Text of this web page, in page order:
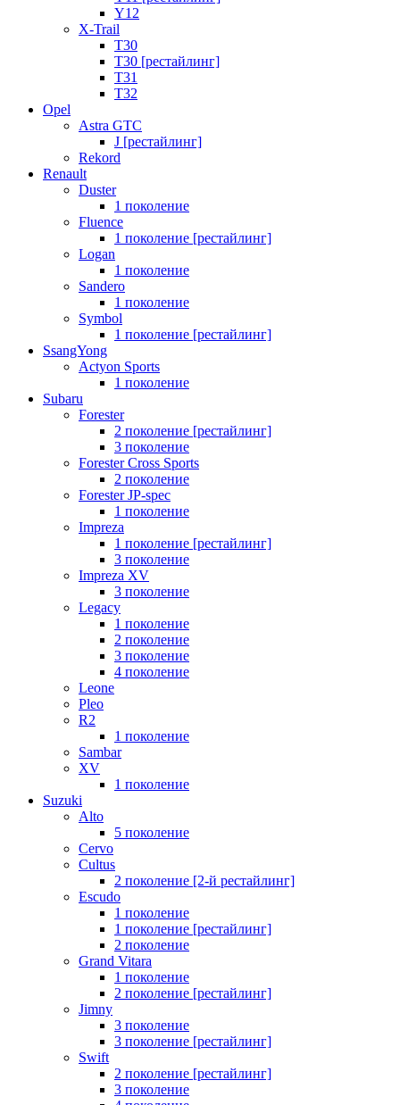
Y12
X-Trail
T30
T30 [рестайлинг]
T31
T32
Opel
Astra GTC
J [рестайлинг]
Rekord
Renault
Duster
1 поколение
Fluence
1 поколение [рестайлинг]
Logan
1 поколение
Sandero
1 поколение
Symbol
1 поколение [рестайлинг]
SsangYong
Actyon Sports
1 поколение
Subaru
Forester
2 поколение [рестайлинг]
3 поколение
Forester Cross Sports
2 поколение
Forester JP-spec
1 поколение
Impreza
1 поколение [рестайлинг]
3 поколение
Impreza XV
3 поколение
Legacy
1 поколение
2 поколение
3 поколение
4 поколение
Leone
Pleo
R2
1 поколение
Sambar
XV
1 поколение
Suzuki
Alto
5 поколение
Cervo
Cultus
2 поколение [2-й рестайлинг]
Escudo
1 поколение
1 поколение [рестайлинг]
2 поколение
Grand Vitara
1 поколение
2 поколение [рестайлинг]
Jimny
3 поколение
3 поколение [рестайлинг]
Swift
2 поколение [рестайлинг]
3 поколение